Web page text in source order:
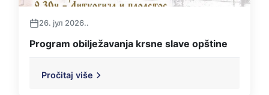
26. јул 2026..
Program obilježavanja krsne slave opštine
Pročitaj više